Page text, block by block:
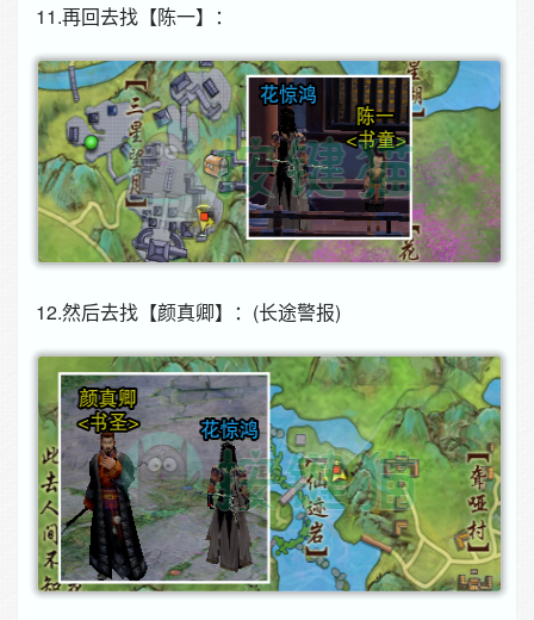
11.再回去找【陈一】：
12.然后去找【颜真卿】：(长途警报)